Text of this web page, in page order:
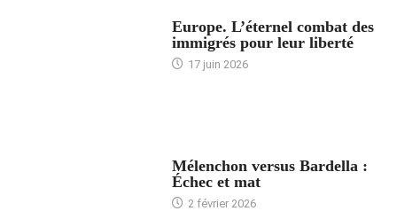
Europe. L’éternel combat des
immigrés pour leur liberté
17 juin 2026
Mélenchon versus Bardella :
Échec et mat
2 février 2026